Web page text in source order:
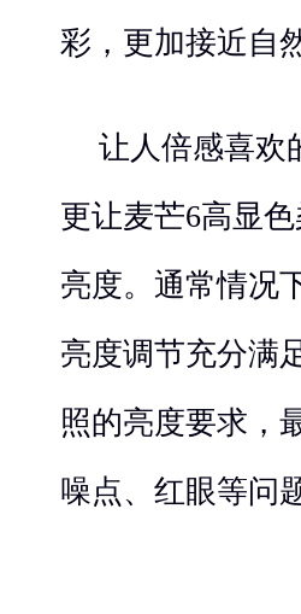
彩，更加接近自
让人倍感喜欢
更让麦芒6高显
亮度。通常情况
亮度调节充分满
照的亮度要求，
噪点、红眼等问